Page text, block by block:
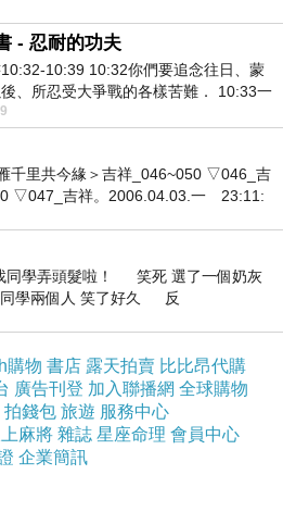
- 忍耐的功夫
10:39 10:32你們要追念往日、蒙
、所忍受大爭戰的各樣苦難． 10:33一
遭患難、成了戲景、叫眾人
千里共今緣＞吉祥_046~050 ▽046_吉
▽047_吉祥。2006.04.03.一 23:11:
同學弄頭髮啦！ 笑死 選了一個奶灰
學兩個人 笑了好久 反
購物 書店 露天拍賣 比比昂代購
廣告刊登 加入聯播網 全球購物
拍錢包 旅遊 服務中心
麻將 雜誌 星座命理 會員中心
企業簡訊